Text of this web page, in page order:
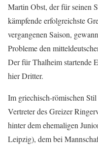
Martin Obst, der für seinen
kämpfende erfolgreichste
vergangenen Saison,
Probleme den
Der für Thalheim startende
hier Dritter.
Im griechisch-römischen
Vertreter des Greizer
hinter dem ehemaligen
Leipzig), dem bei